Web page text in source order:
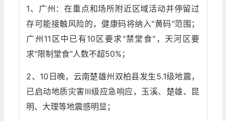
1、广州：在重点和场所附近区域活动并停留过
存可能接触风险的，健康码将纳入"黄码"范围；
广州11区中已有10区要求"禁堂食"，天河区要
求"限制堂食"人数不超50%；
2、10日晚，云南楚雄州双柏县发生5.1级地震，
已启动地质灾害Ⅲ级应急响应，玉溪、楚雄、昆
明、大理等地震感明显；